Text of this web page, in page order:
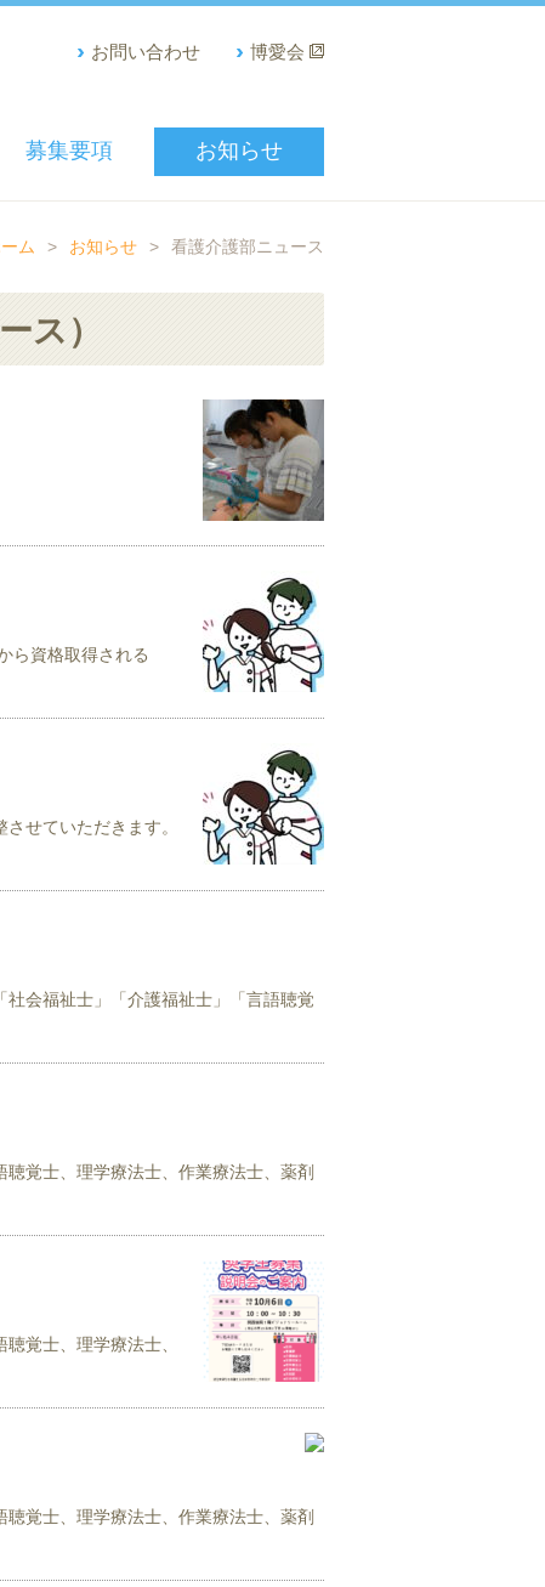
博愛会
お問い合わせ
募集要項 お知らせ
ム > お知らせ > 看護介護部ニュース
ス）
資格取得される
せていただきます。
会福祉士」「介護福祉士」「言語聴覚
覚士、理学療法士、作業療法士、薬剤
覚士、理学療法士、
覚士、理学療法士、作業療法士、薬剤